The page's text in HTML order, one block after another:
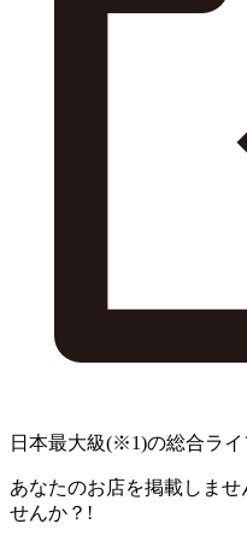
日本最大級(※1)の総合ライ
あなたのお店を掲載しませ
せんか？!